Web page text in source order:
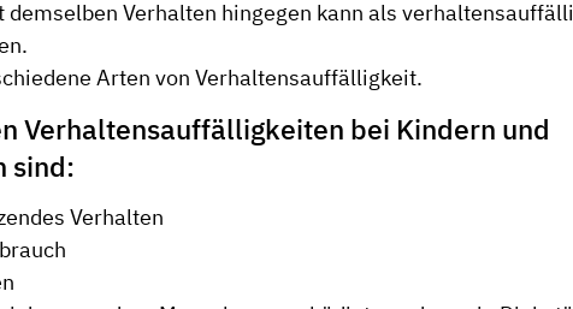
demselben Verhalten hingegen kann als
Arten von Verhaltensauffälligkeit.
Verhaltensauffälligkeiten bei Kindern und
sind:
Verhalten